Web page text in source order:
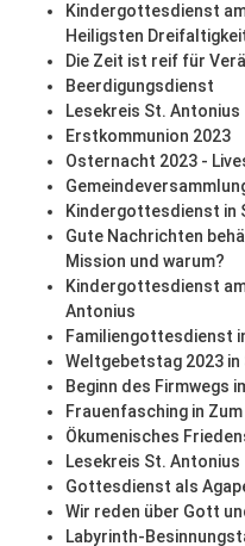
Kindergottesdienst
Heiligsten
Die Zeit ist reif für
Beerdigungsdienst
Lesekreis St. Antonius
Erstkommunion 2023
Osternacht 2023 -
Kindergottesdienst in
Gute Nachrichten
Mission und warum?
Kindergottesdienst
Antonius
Familiengottesdienst
Weltgebetstag 2023 in
Beginn des Firmwegs
Frauenfasching in
Ökumenisches
Lesekreis St. Antonius
Gottesdienst als
Wir reden über Gott
Labyrinth-